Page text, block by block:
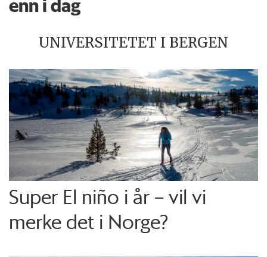
enn i dag
UNIVERSITETET I BERGEN
Super El niño i år – vil vi
merke det i Norge?